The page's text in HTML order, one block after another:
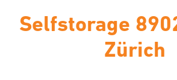
Selfstorage
Zürich